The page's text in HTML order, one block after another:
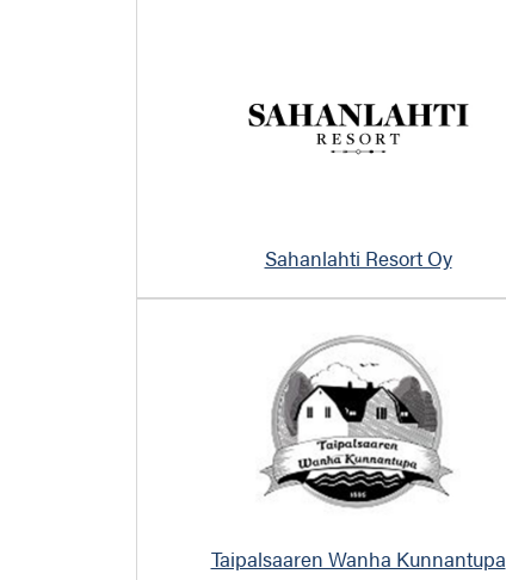
Sahanlahti Resort Oy
Taipalsaaren Wanha Kunnantupa